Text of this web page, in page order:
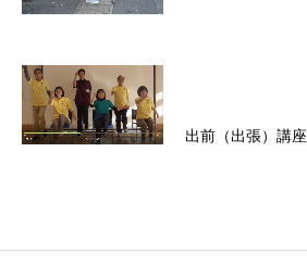
出前（出張）講座